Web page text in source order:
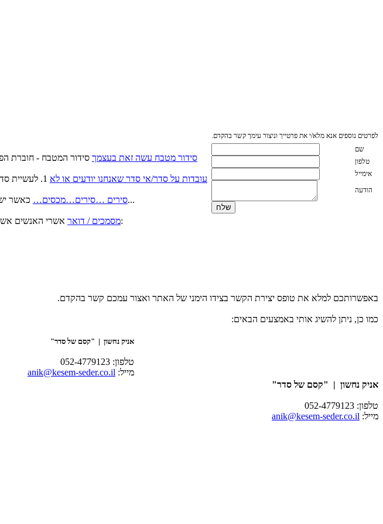
לפרטים נוספים אנא מלא/י את פרטייך וניצור עימך קשר בהקדם.
שם
טלפון
אימייל
הודעה
סידור מטבח עשה זאת בעצמך
עובדות על סדר/אי סדר שאנחנו יודעים או לא
1. לעשיית
סירים …סירים…מכסים…כאשר יש לנו מספיק מקום לכל הסירים על מכסיהם….. אשרנו. אך כאשר אין מספיק מהדבר הזה שנקרא מקום אכסון...
מסמכים / דואראשרי האנשים אשר מתייקים מסמכים שנייה אחרי שנקראו (אפילו יום אחרי , אשרי) אם אינכם נמנים באותה קטגוריה, המלצתי:
באפשרותכם למלא את טופס יצירת הקשר בצידו הימני של האתר ואצור עמכם קשר בהקדם.
כמו כן, ניתן להשיג אותי באמצעים הבאים:
אניק נחשון | "קסם של סדר"
טלפון: 052-4779123
מייל: anik@kesem-seder.co.il
אניק נחשון | "קסם של סדר"
טלפון: 052-4779123
מייל: anik@kesem-seder.co.il